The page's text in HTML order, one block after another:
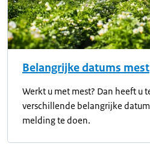
Belangrijke datums mest
Werkt u met mest? Dan heeft u
verschillende belangrijke
melding te doen.